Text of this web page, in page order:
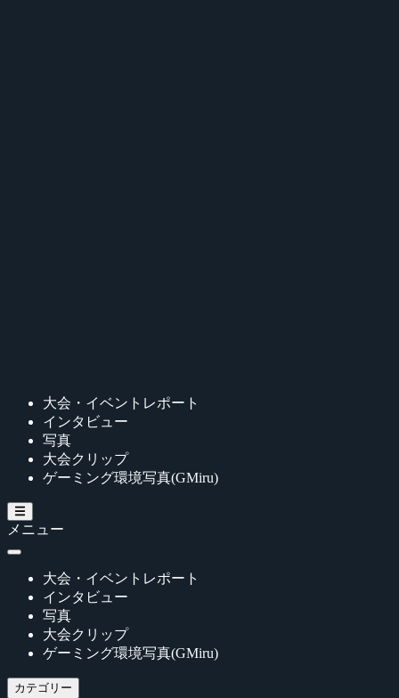
大会・イベントレポート
インタビュー
写真
大会クリップ
ゲーミング環境写真(GMiru)
メニュー
大会・イベントレポート
インタビュー
写真
大会クリップ
ゲーミング環境写真(GMiru)
カテゴリー